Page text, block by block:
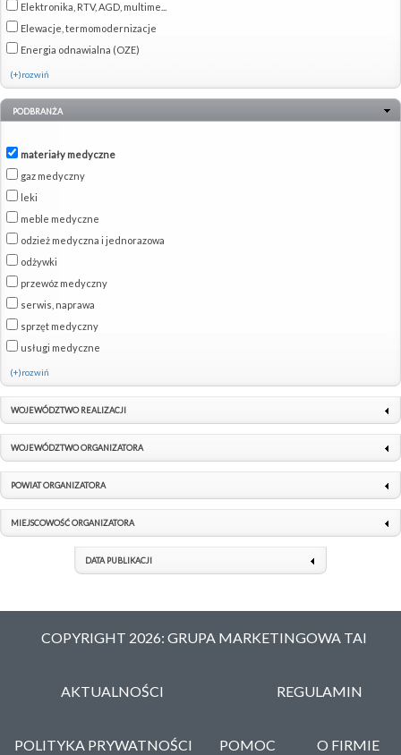
Elektronika, RTV, AGD, multime...
Elewacje, termomodernizacje
Energia odnawialna (OZE)
(+)rozwiń
PODBRANŻA
materiały medyczne
gaz medyczny
leki
meble medyczne
odzież medyczna i jednorazowa
odżywki
przewóz medyczny
serwis, naprawa
sprzęt medyczny
usługi medyczne
(+)rozwiń
WOJEWÓDZTWO REALIZACJI
WOJEWÓDZTWO ORGANIZATORA
POWIAT ORGANIZATORA
MIEJSCOWOŚĆ ORGANIZATORA
DATA PUBLIKACJI
COPYRIGHT 2026: GRUPA MARKETINGOWA TAI
AKTUALNOŚCI REGULAMIN
POLITYKA PRYWATNOŚCI POMOC O FIRMIE